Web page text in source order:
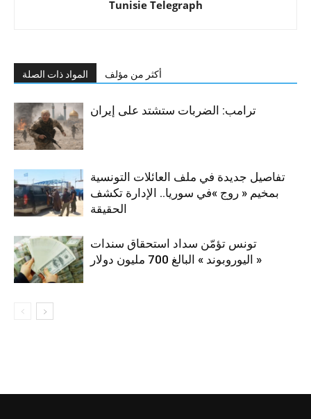
Tunisie Telegraph
المواد ذات الصلة أكثر من مؤلف
ترامب: الضربات ستشتد على إيران
تفاصيل جديدة في ملف العائلات التونسية
بمخيم « روج »في سوريا.. الإدارة تكشف
الحقيقة
تونس تؤمّن سداد استحقاق سندات
« اليوروبوند » البالغ 700 مليون دولار